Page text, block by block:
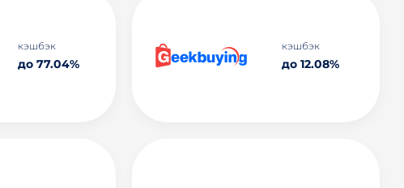
кэшбэк
до 77.04%
кэшбэк
до 12.08%